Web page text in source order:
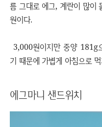
름 그대로 에그, 계란이 많이
원이다.
3,000원이지만 중양 181g
기 때문에 가볍게 아침으로
에그마니 샌드위치